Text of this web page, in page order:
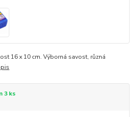
16 x 10 cm. Výborná savost, různá
3 ks